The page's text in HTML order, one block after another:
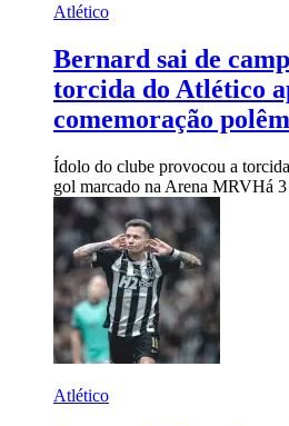
Atlético
Bernard sai de
torcida do Atlético
comemoração
Ídolo do clube provocou a
gol marcado na Arena MRVHá 3
Atlético